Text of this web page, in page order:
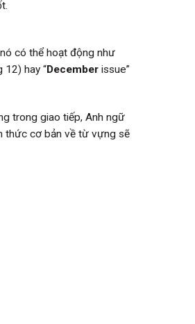
có thể hoạt động như
12) hay “December issue”
trong giao tiếp, Anh ngữ
thức cơ bản về từ vựng sẽ